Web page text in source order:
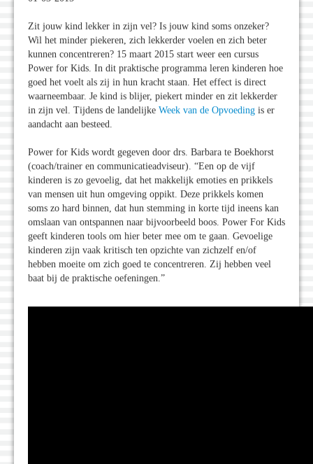
Zit jouw kind lekker in zijn vel? Is jouw kind soms onzeker?
Wil het minder piekeren, zich lekkerder voelen en zich beter
kunnen concentreren? 15 maart 2015 start weer een cursus
Power for Kids. In dit praktische programma leren kinderen hoe
goed het voelt als zij in hun kracht staan. Het effect is direct
waarneembaar. Je kind is blijer, piekert minder en zit lekkerder
in zijn vel. Tijdens de landelijke Week van de Opvoeding is er
aandacht aan besteed.
Power for Kids wordt gegeven door drs. Barbara te Boekhorst
(coach/trainer en communicatieadviseur). “Een op de vijf
kinderen is zo gevoelig, dat het makkelijk emoties en prikkels
van mensen uit hun omgeving oppikt. Deze prikkels komen
soms zo hard binnen, dat hun stemming in korte tijd ineens kan
omslaan van ontspannen naar bijvoorbeeld boos. Power For Kids
geeft kinderen tools om hier beter mee om te gaan. Gevoelige
kinderen zijn vaak kritisch ten opzichte van zichzelf en/of
hebben moeite om zich goed te concentreren. Zij hebben veel
baat bij de praktische oefeningen.”